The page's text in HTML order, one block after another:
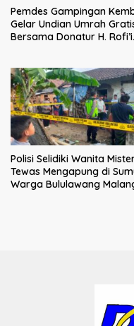
Pemdes Gampingan
Gelar Undian Umrah
Bersama Donatur H. Rofi’i
Polisi Selidiki Wanita
Tewas Mengapung di
Warga Bululawang